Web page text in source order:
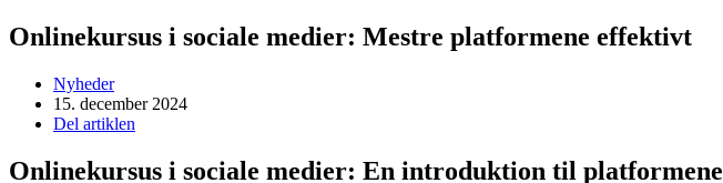
Onlinekursus i sociale medier: Mestre platformene effektivt
Nyheder
15. december 2024
Del artiklen
Onlinekursus i sociale medier: En introduktion til platformene